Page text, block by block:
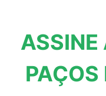
ASSINE
PAÇOS